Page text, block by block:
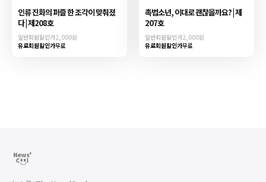
인류 진화의 퍼즐 한 조각이 맞춰졌
다 | 제208호
일반회원할인가2,000원
유료회원할인가무료
촉법소년, 이대로 괜찮을까요? | 제
207호
일반회원할인가2,000원
유료회원할인가무료